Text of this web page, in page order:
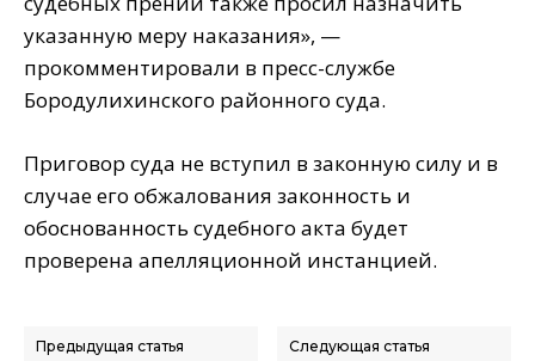
указанную меру наказания», —
прокомментировали в пресс-службе
Бородулихинского районного суда.
Приговор суда не вступил в законную силу и в
случае его обжалования законность и
обоснованность судебного акта будет
проверена апелляционной инстанцией.
Предыдущая статья Следующая статья